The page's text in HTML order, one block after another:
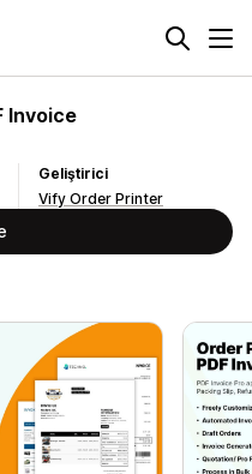
Invoice
Geliştirici
Vify Order Printer